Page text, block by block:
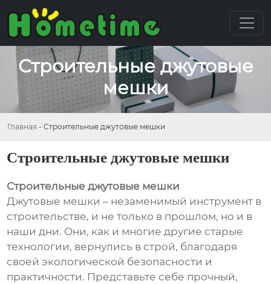
Строительные джутовые
мешки
Главная - Строительные джутовые мешки
Строительные джутовые мешки
Строительные джутовые мешки
Джутовые мешки – незаменимый инструмент в
строительстве, и не только в прошлом, но и в
наши дни. Они, как и многие другие старые
технологии, вернулись в строй, благодаря
своей экологической безопасности и
практичности. Представьте себе прочный,